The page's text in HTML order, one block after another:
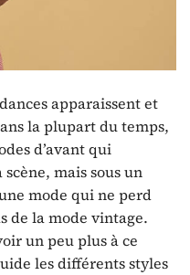
apparaissent et
la plupart du temps,
d’avant qui
mais sous un
mode qui ne perd
de la mode vintage.
un peu plus à ce
les différents styles